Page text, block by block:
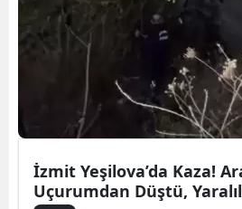
İzmit Yeşilova’da Kaza!
Uçurumdan Düştü,